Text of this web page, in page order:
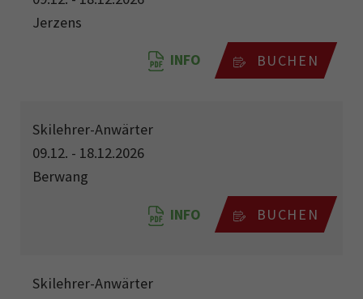
Jerzens
INFO BUCHEN
Skilehrer-Anwärter
09.12. - 18.12.2026
Berwang
INFO BUCHEN
Skilehrer-Anwärter